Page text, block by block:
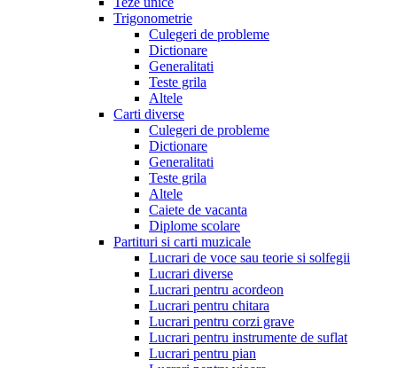
Trigonometrie
Culegeri de probleme
Dictionare
Generalitati
Teste grila
Altele
Carti diverse
Culegeri de probleme
Dictionare
Generalitati
Teste grila
Altele
Caiete de vacanta
Diplome scolare
Partituri si carti muzicale
Lucrari de voce sau teorie si solfegii
Lucrari diverse
Lucrari pentru acordeon
Lucrari pentru chitara
Lucrari pentru corzi grave
Lucrari pentru instrumente de suflat
Lucrari pentru pian